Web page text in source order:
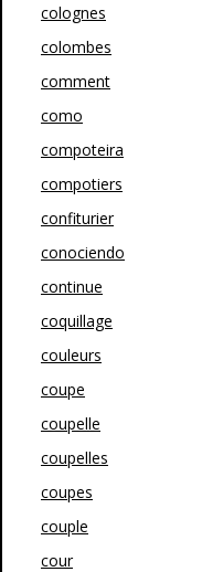
colognes
colombes
comment
como
compoteira
compotiers
confiturier
conociendo
continue
coquillage
couleurs
coupe
coupelle
coupelles
coupes
couple
cour